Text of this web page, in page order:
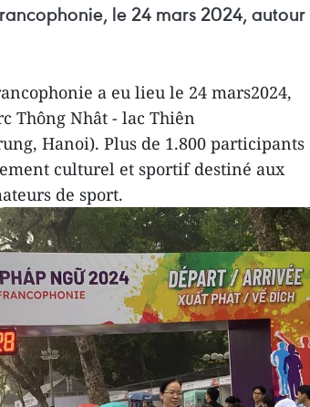
le 24 mars 2024,
a eu lieu le 24 mars2024,
Thông Nhât - lac Thiên
Hanoi). Plus de 1.800 participants
culturel et sportif destiné aux
de sport.